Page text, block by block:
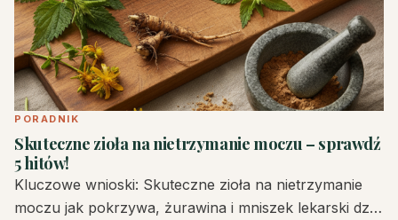
PORADNIK
Skuteczne zioła na nietrzymanie moczu – sprawdź
5 hitów!
Kluczowe wnioski: Skuteczne zioła na nietrzymanie
moczu jak pokrzywa, żurawina i mniszek lekarski dz…